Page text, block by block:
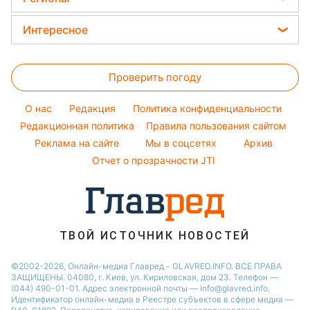
Ани Лорак
Кейт Миддлтон
Алла Пугачева
Настя Каменских
Виталий Козловский
Потап
Погода на сегодня
Погода на завтра
Окрашивание волос
Красивый маникюр
Модные ошибки
Советы от Андре Тана
Новости Львова
Новости Харькова
Новости Днепра
Новости Полтавы
Новости Сум
Новости Тернополя
Новости Черкассы
Новости Одессы
Интересное
Тесты по картинке
Оптические иллюзии
Народные приметы
Все о шоу-бизнесе
Проверить погоду
O нас Редакция
Политика конфиденциальности
Редакционная политика
Правила пользования сайтом
Реклама на сайте
Мы в соцсетях
Архив
Отчет о прозрачности JTI
ТВОЙ ИСТОЧНИК НОВОСТЕЙ
©2002-2026, Онлайн-медиа Главред - GLAVRED.INFO. ВСЕ ПРАВА
ЗАЩИЩЕНЫ. 04080, г. Киев, ул. Кириловская, дом 23. Телефон —
(044) 490-01-01. Адрес электронной почты — info@glavred.info.
Идентификатор онлайн-медиа в Реестре cубъектов в сфере медиа —